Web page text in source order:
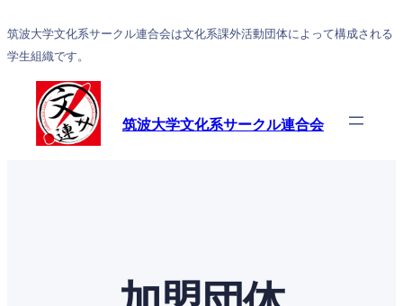
容
を
筑波大学文化系サークル連合会は文化系課外活動団体によって構成される
学生組織です。
筑波大学文化系サークル連合会